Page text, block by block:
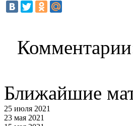
Ближайшие
25 июля 2021
23 мая 2021